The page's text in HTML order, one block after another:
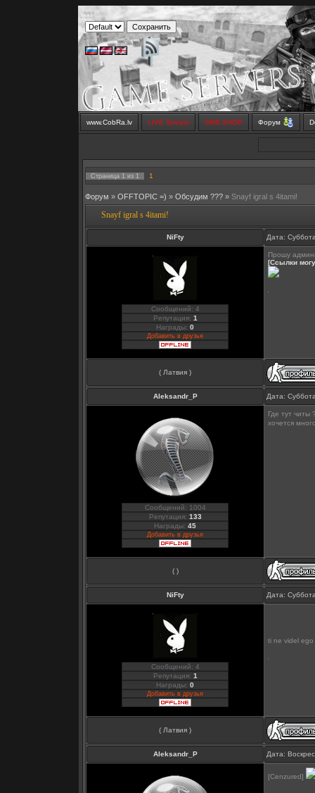
www.CobRa.lv LIVE Stream SMS SHOP Форум
Страница 1 из 1 1
Форум » OFFTOPIC =) » Обсудим ??? » Snayf igral s 4itami!
Snayf igral s 4itami!
NiFty Дата:
Сообщений: 4
Репутация: 1
Награды: 0
Добавить в друзья
Прошу
[Ссылки
( Латвия )
Aleksandr_P Дата:
Сообщений: 1004
Репутация: 133
Награды: 45
Добавить в друзья
Где тут
хочется
( )
NiFty Дата:
Сообщений: 4
Репутация: 1
Награды: 0
Добавить в друзья
ti ne videl
( Латвия )
Aleksandr_P Дата:
[Cenzured]